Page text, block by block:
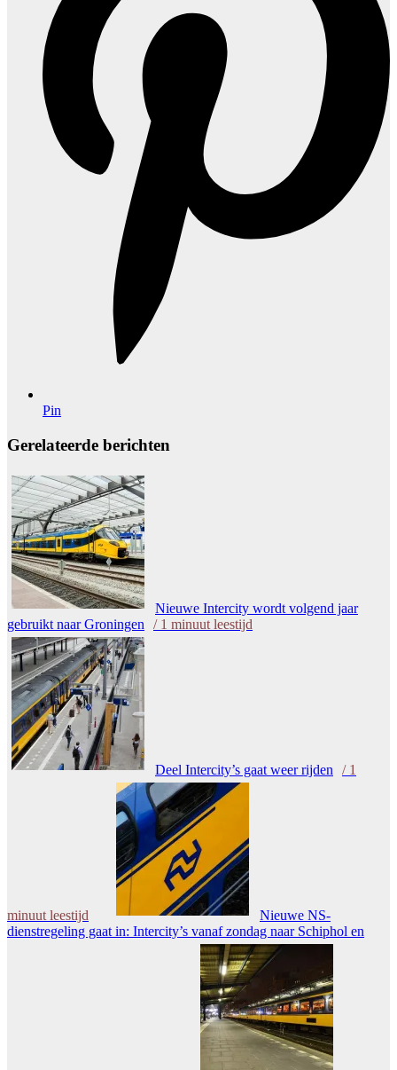
Pin
Gerelateerde berichten
Nieuwe Intercity wordt volgend jaar
gebruikt naar Groningen
/ 1 minuut leestijd
Deel Intercity’s gaat weer rijden / 1
minuut leestijd
Nieuwe NS-
dienstregeling gaat in: Intercity’s vanaf zondag naar Schiphol en